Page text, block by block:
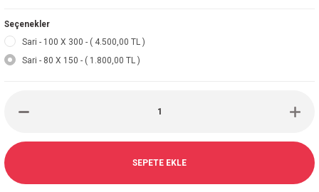
Seçenekler
Sari - 100 X 300 - ( 4.500,00 TL )
Sari - 80 X 150 - ( 1.800,00 TL )
SEPETE EKLE